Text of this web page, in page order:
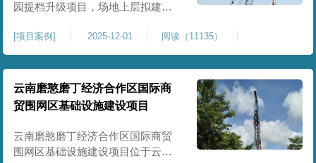
园提档升级项目，场地上层拟建厂
施。占地面积约130000㎡.项目采用
强夯工艺对地基进行加固处理，确
保处理后地基承载力特征值
≥100kPa、压实系数≥0.94、压缩模
量≥5MPa，工程实施后将有效提升
场地整体承载力与均匀性，消除不
均匀沉降隐患，为园区高端装备产
业项目
[项目案例] 2025-12-01 阅读（11135）
云南磨憨磨丁经济合作区国际商
贸围网区基础设施建设项目
云南磨憨磨丁经济合作区国际商贸
围网区基础设施建设项目位于云南